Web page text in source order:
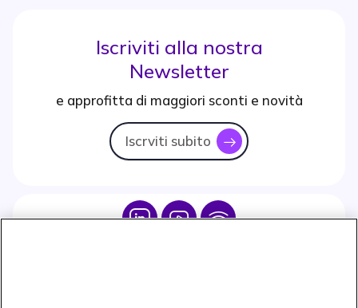
Iscriviti alla nostra
Newsletter
e approfitta di maggiori sconti e novità
Iscrviti subito icon
Icon IconIcon